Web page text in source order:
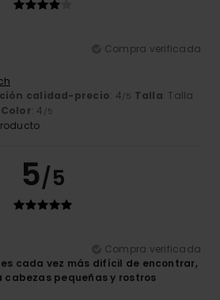
Compra verificada
calidad-precio: 4/5 Talla: Talla
Color: 4 /5
5/5
Compra verificada
cada vez más difícil de encontrar,
pequeñas y rostros